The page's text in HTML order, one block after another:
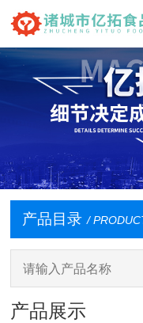
产品目录 /
产品展示